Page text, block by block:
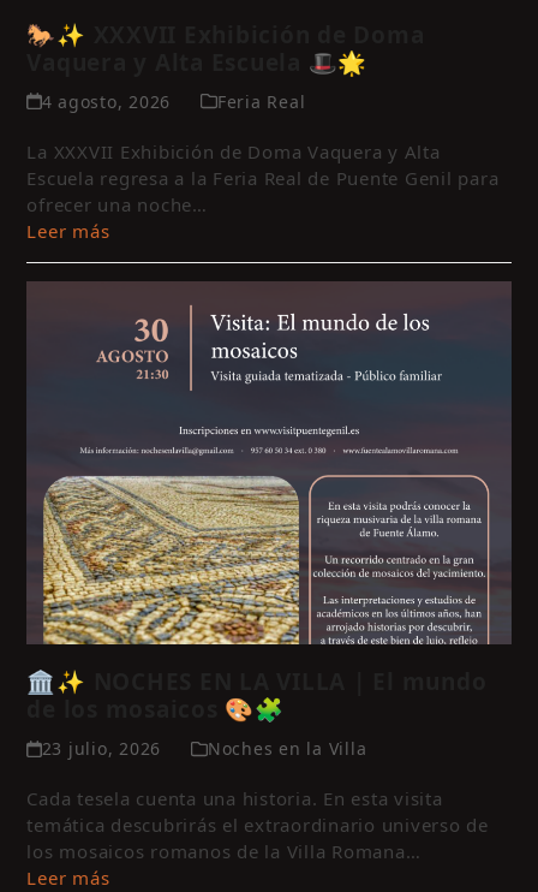
🐎✨ XXXVII Exhibición de Doma
Vaquera y Alta Escuela 🎩🌟
4 agosto, 2026 Feria Real
La XXXVII Exhibición de Doma Vaquera y Alta
Escuela regresa a la Feria Real de Puente Genil para
ofrecer una noche…
Leer más
🏛️✨ NOCHES EN LA VILLA | El mundo
de los mosaicos 🎨🧩
23 julio, 2026 Noches en la Villa
Cada tesela cuenta una historia. En esta visita
temática descubrirás el extraordinario universo de
los mosaicos romanos de la Villa Romana…
Leer más